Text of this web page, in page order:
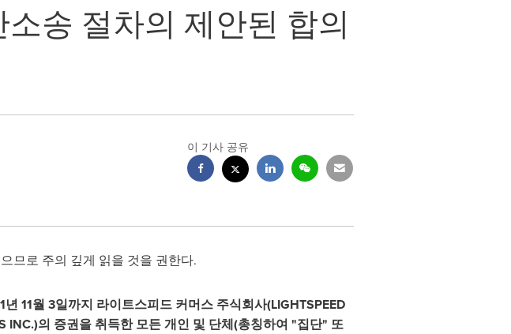
송 절차의 제안된 합의
이 기사 공유
므로 주의 깊게 읽을 것을 권한다.
11월 3일까지 라이트스피드 커머스 주식회사(LIGHTSPEED
INC.)의 증권을 취득한 모든 개인 및 단체(총칭하여 "집단" 또